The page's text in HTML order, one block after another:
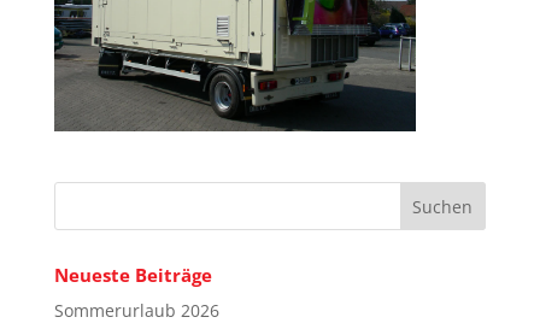
Neueste Beiträge
Sommerurlaub 2026